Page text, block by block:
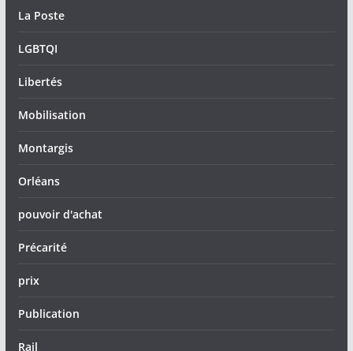
La Poste
LGBTQI
Libertés
Mobilisation
Montargis
Orléans
pouvoir d'achat
Précarité
prix
Publication
Rail